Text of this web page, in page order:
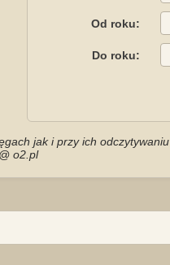
Od roku:
Do roku:
jak i przy ich
o2.pl